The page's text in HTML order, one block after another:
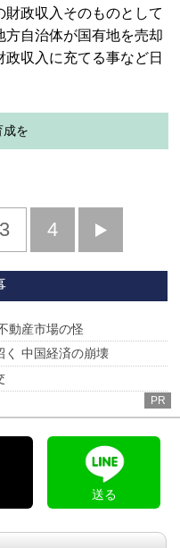
政収入そのものとして
方自治体が国有地を売却
収入に充てる事など日
成を
3 4
へ
動産市場の怪
く 中国経済の崩壊
PR
送る